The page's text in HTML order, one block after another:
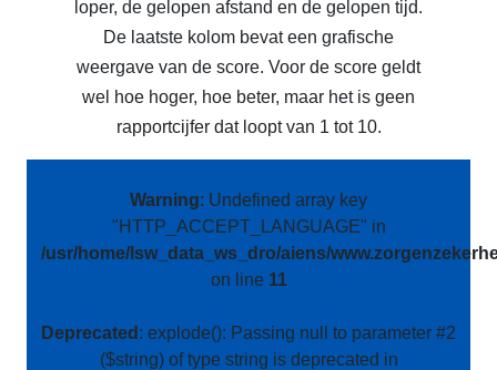
loper, de gelopen afstand en de gelopen tijd.
De laatste kolom bevat een grafische
weergave van de score. Voor de score geldt
wel hoe hoger, hoe beter, maar het is geen
rapportcijfer dat loopt van 1 tot 10.
Warning: Undefined array key
"HTTP_ACCEPT_LANGUAGE" in
/usr/home/lsw_data_ws_dro/aiens/
on line 11
Deprecated : explode(): Passing null to parameter #2
($string) of type string is deprecated in